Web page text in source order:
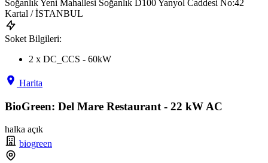
Soğanlık Yeni Mahallesi Soğanlık D100 Yanyol Caddesi No:42
Kartal / İSTANBUL
Soket Bilgileri:
2 x DC_CCS - 60kW
Harita
BioGreen: Del Mare Restaurant - 22 kW AC
halka açık
biogreen